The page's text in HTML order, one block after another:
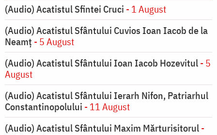
(Audio) Acatistul Sfintei Cruci - 1 August
(Audio) Acatistul Sfântului Cuvios Ioan Iacob de la
Neamț - 5 August
(Audio) Acatistul Sfântului Ioan Iacob Hozevitul- 5
August
(Audio) Acatistul Sfântului Ierarh Nifon, Patriarhul
Constantinopolului - 11 August
(Audio) Acatistul Sfântului Maxim Mărturisitorul-